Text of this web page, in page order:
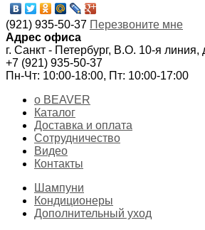
(921) 935-50-37 Перезвоните мне
Адрес офиса
г. Санкт - Петербург, В.О. 10-я
+7 (921) 935-50-37
Пн-Чт: 10:00-18:00, Пт: 10:00-17:00
о BEAVER
Каталог
Доставка и оплата
Сотрудничество
Видео
Контакты
Шампуни
Кондиционеры
Дополнительный уход